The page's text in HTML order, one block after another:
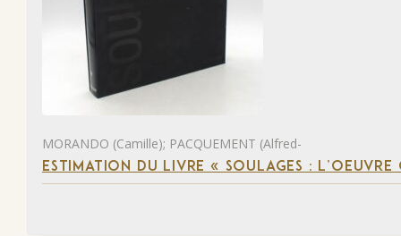
MORANDO (Camille); PACQUEMENT (Alfred-
ESTIMATION DU LIVRE « SOULAGES :